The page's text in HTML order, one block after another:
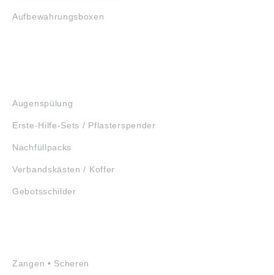
Aufbewahrungsboxen
Augenspülung
Erste-Hilfe-Sets / Pflasterspender
Nachfüllpacks
Verbandskästen / Koffer
Gebotsschilder
Zangen • Scheren